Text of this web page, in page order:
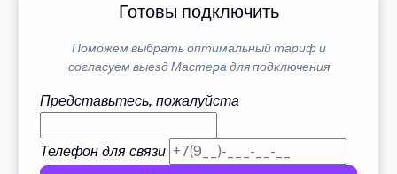
Готовы подключить
Поможем выбрать оптимальный тариф и
согласуем выезд Мастера для подключения
Представьтесь, пожалуйста
Телефон для связи